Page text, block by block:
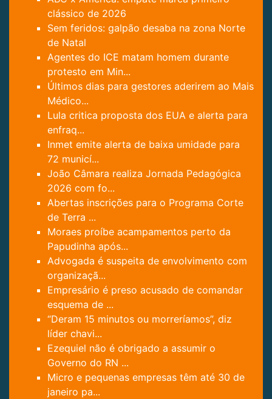
clássico de 2026
Sem feridos: galpão desaba na zona Norte
de Natal
Agentes do ICE matam homem durante
protesto em Min...
Últimos dias para gestores aderirem ao Mais
Médico...
Lula critica proposta dos EUA e alerta para
enfraq...
Inmet emite alerta de baixa umidade para
72 municí...
João Câmara realiza Jornada Pedagógica
2026 com fo...
Abertas inscrições para o Programa Corte
de Terra ...
Moraes proíbe acampamentos perto da
Papudinha após...
Advogada é suspeita de envolvimento com
organizaçã...
Empresário é preso acusado de comandar
esquema de ...
“Deram 15 minutos ou morreríamos”, diz
líder chavi...
Ezequiel não é obrigado a assumir o
Governo do RN ...
Micro e pequenas empresas têm até 30 de
janeiro pa...